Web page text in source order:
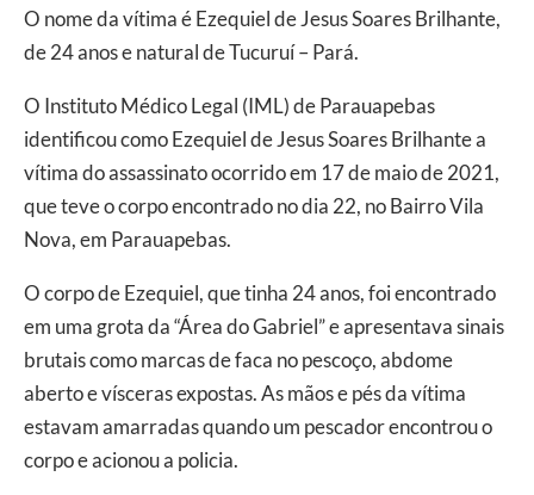
O nome da vítima é Ezequiel de Jesus Soares Brilhante,
de 24 anos e natural de Tucuruí – Pará.
O Instituto Médico Legal (IML) de Parauapebas
identificou como Ezequiel de Jesus Soares Brilhante a
vítima do assassinato ocorrido em 17 de maio de 2021,
que teve o corpo encontrado no dia 22, no Bairro Vila
Nova, em Parauapebas.
O corpo de Ezequiel, que tinha 24 anos, foi encontrado
em uma grota da “Área do Gabriel” e apresentava sinais
brutais como marcas de faca no pescoço, abdome
aberto e vísceras expostas. As mãos e pés da vítima
estavam amarradas quando um pescador encontrou o
corpo e acionou a policia.